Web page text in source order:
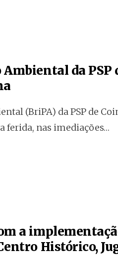
da PSP
(BriPA) da PSP de
ferida, nas imediações…
a
Histórico,